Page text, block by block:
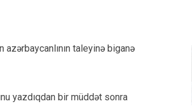
taleyinə biganə
yazdıqdan bir müddət sonra